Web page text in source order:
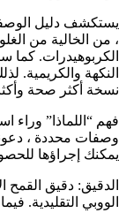
يستكشف دليل
، من الخالية من
النكهة والكريمية.
نسخة أكثر صحة
فهم “اللماذا”
وصفات محددة ،
يمكنك إجراؤها
الدقيق: دقيق
الووبي التقليدية.